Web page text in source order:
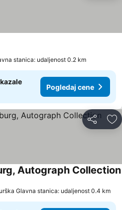
stanica: udaljenost 0.2 km
Pogledaj cene
Deli
Autograph Collection
Glavna stanica: udaljenost 0.4 km